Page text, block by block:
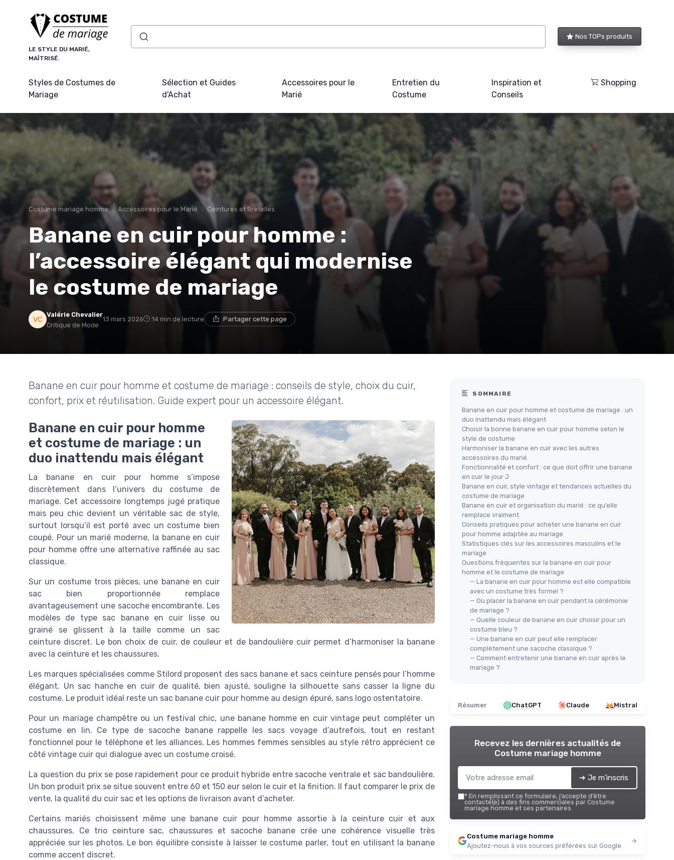
LE STYLE DU MARIÉ,
MAÎTRISÉ.
Nos TOPs produits
Styles de Costumes de
Mariage
Sélection et Guides
d'Achat
Accessoires pour le
Marié
Entretien du
Costume
Inspiration et
Conseils
Shopping
Costume mariage homme Accessoires pour le Marié Ceintures et Bretelles
Banane en cuir pour homme :
l’accessoire élégant qui modernise
le costume de mariage
Valérie Chevalier
Critique de Mode
13 mars 2026 14 min de lecture Partager cette page
Banane en cuir pour homme et costume de mariage : conseils de style, choix du cuir,
confort, prix et réutilisation. Guide expert pour un accessoire élégant.
Banane en cuir pour homme
et costume de mariage : un
duo inattendu mais élégant
La banane en cuir pour homme s’impose
discrètement dans l’univers du costume de
mariage. Cet accessoire longtemps jugé pratique
mais peu chic devient un véritable sac de style,
surtout lorsqu’il est porté avec un costume bien
coupé. Pour un marié moderne, la banane en cuir
pour homme offre une alternative raffinée au sac
classique.
Sur un costume trois pièces, une banane en cuir
sac bien proportionnée remplace
avantageusement une sacoche encombrante. Les
modèles de type sac banane en cuir lisse ou
grainé se glissent à la taille comme un sac
ceinture discret. Le bon choix de cuir, de couleur et de bandoulière cuir permet d’harmoniser la banane
avec la ceinture et les chaussures.
Les marques spécialisées comme Stilord proposent des sacs banane et sacs ceinture pensés pour l’homme
élégant. Un sac hanche en cuir de qualité, bien ajusté, souligne la silhouette sans casser la ligne du
costume. Le produit idéal reste un sac banane cuir pour homme au design épuré, sans logo ostentatoire.
Pour un mariage champêtre ou un festival chic, une banane homme en cuir vintage peut compléter un
costume en lin. Ce type de sacoche banane rappelle les sacs voyage d’autrefois, tout en restant
fonctionnel pour le téléphone et les alliances. Les hommes femmes sensibles au style rétro apprécient ce
côté vintage cuir qui dialogue avec un costume croisé.
La question du prix se pose rapidement pour ce produit hybride entre sacoche ventrale et sac bandoulière.
Un bon produit prix se situe souvent entre 60 et 150 eur selon le cuir et la finition. Il faut comparer le prix de
vente, la qualité du cuir sac et les options de livraison avant d’acheter.
Certains mariés choisissent même une banane cuir pour homme assortie à la ceinture cuir et aux
chaussures. Ce trio ceinture sac, chaussures et sacoche banane crée une cohérence visuelle très
appréciée sur les photos. Le bon équilibre consiste à laisser le costume parler, tout en utilisant la banane
comme accent discret.
SOMMAIRE
Banane en cuir pour homme et costume de mariage : un
duo inattendu mais élégant
Choisir la bonne banane en cuir pour homme selon le
style de costume
Harmoniser la banane en cuir avec les autres
accessoires du marié
Fonctionnalité et confort : ce que doit offrir une banane
en cuir le jour J
Banane en cuir, style vintage et tendances actuelles du
costume de mariage
Banane en cuir et organisation du marié : ce qu’elle
remplace vraiment
Conseils pratiques pour acheter une banane en cuir
pour homme adaptée au mariage
Statistiques clés sur les accessoires masculins et le
mariage
Questions fréquentes sur la banane en cuir pour
homme et le costume de mariage
— La banane en cuir pour homme est elle compatible
avec un costume très formel ?
— Où placer la banane en cuir pendant la cérémonie
de mariage ?
— Quelle couleur de banane en cuir choisir pour un
costume bleu ?
— Une banane en cuir peut elle remplacer
complètement une sacoche classique ?
— Comment entretenir une banane en cuir après le
mariage ?
Résumer ChatGPT Claude Mistral
Recevez les dernières actualités de
Costume mariage homme
➔ Je m'inscris
* En remplissant ce formulaire, j’accepte d’être
contacté(e) à des fins commerciales par Costume
mariage homme et ses partenaires.
Costume mariage homme
Ajoutez-nous à vos sources préférées sur Google